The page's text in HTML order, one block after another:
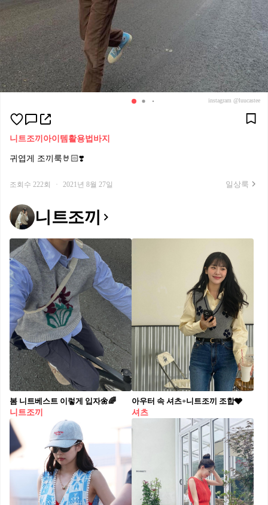
instagram @luucastee
니트조끼 아이템활용법 바지
귀엽게 조끼룩🤘🏻❣️
조회수 222회 · 2021년 8월 27일 일상룩
니트조끼
봄 니트베스트 이렇게 입자🌼🌈​
니트조끼
아우터 속 셔츠+니트조끼 조합🩶
셔츠